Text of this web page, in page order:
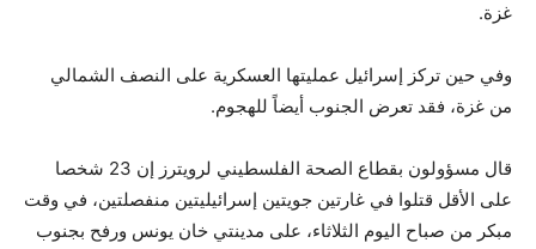
غزة.
وفي حين تركز إسرائيل عمليتها العسكرية على النصف الشمالي
من غزة، فقد تعرض الجنوب أيضاً للهجوم.
قال مسؤولون بقطاع الصحة الفلسطيني لرويترز إن 23 شخصا
على الأقل قتلوا في غارتين جويتين إسرائيليتين منفصلتين، في وقت
مبكر من صباح اليوم الثلاثاء، على مدينتي خان يونس ورفح بجنوب